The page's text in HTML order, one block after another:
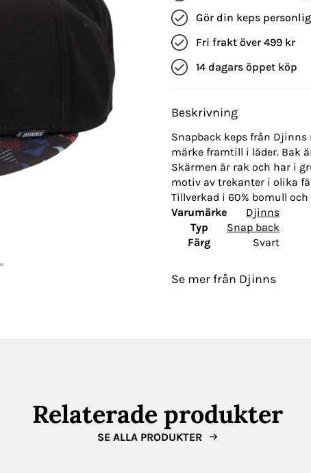
Gör din keps
Fri frakt över 499 kr
14 dagars öppet köp
Beskrivning
Snapback keps från
märke framtill i läder. Bak
Skärmen är rak och har i
motiv av trekanter i olika
Tillverkad i 60% bomull och
Varumärke
Djinns
Typ
Snap back
Färg
Svart
Se mer från Djinns
Relaterade produkter
SE ALLA PRODUKTER